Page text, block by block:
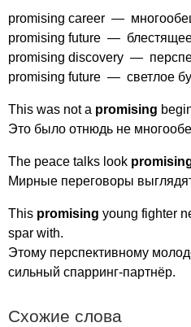
promising career —
promising future —
promising discovery —
promising future — светлое
This was not a promising
Это было отнюдь не
The peace talks look
Мирные переговоры
This promising young fighter
spar with.
Этому перспективному
сильный спарринг-партнёр.
Схожие слова